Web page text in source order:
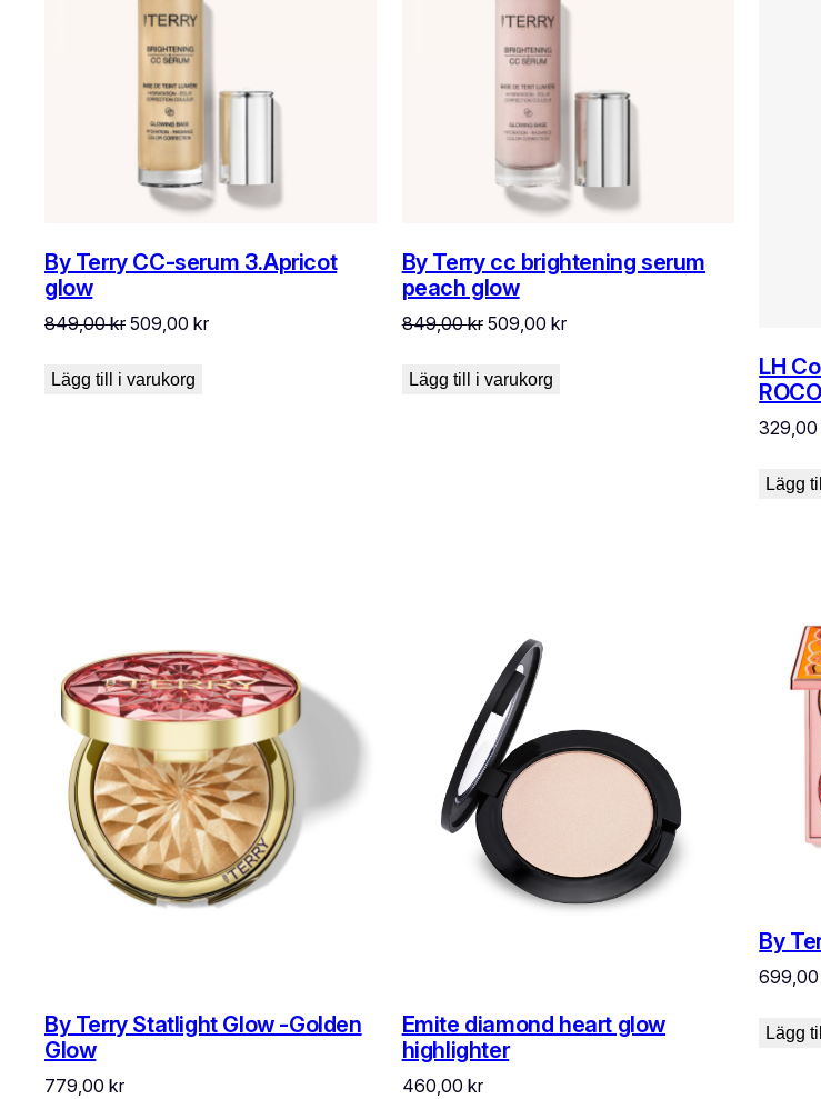
By Terry CC-serum 3.Apricot
glow
849,00kr Det
priset
509,00 krDet
Lägg till i varukorg
By Terry cc brightening serum
peach glow
849,00kr Det
priset
509,00 krDet
Lägg till i varukorg
LH
Lägg
By Terry Statlight Glow -Golden
Glow
779,00 kr
Emite diamond heart glow
highlighter
460,00 kr
By
Lägg